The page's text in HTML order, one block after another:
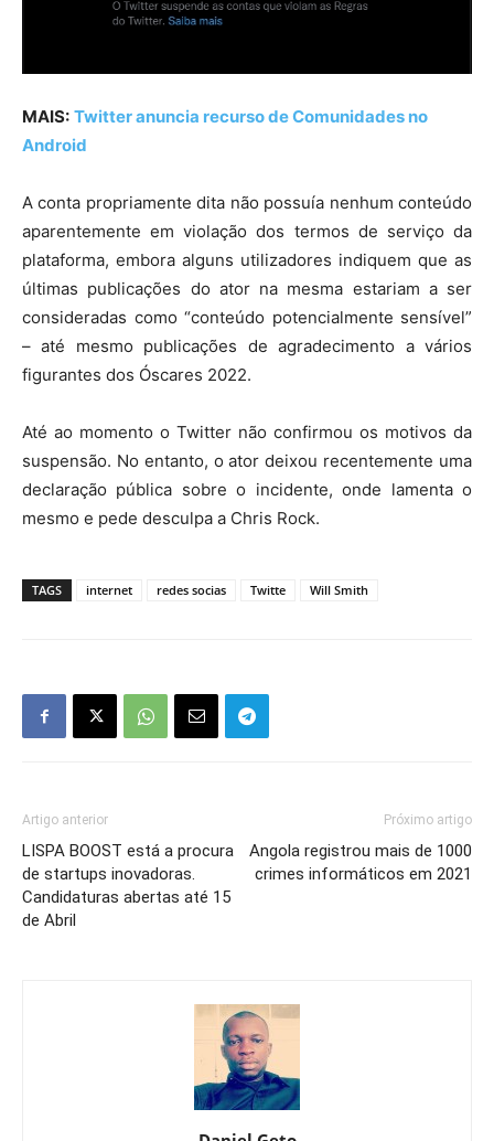
MAIS: Twitter anuncia recurso de Comunidades no
Android
A conta propriamente dita não possuía nenhum conteúdo
aparentemente em violação dos termos de serviço da
plataforma, embora alguns utilizadores indiquem que as
últimas publicações do ator na mesma estariam a ser
consideradas como “conteúdo potencialmente sensível”
– até mesmo publicações de agradecimento a vários
figurantes dos Óscares 2022.
Até ao momento o Twitter não confirmou os motivos da
suspensão. No entanto, o ator deixou recentemente uma
declaração pública sobre o incidente, onde lamenta o
mesmo e pede desculpa a Chris Rock.
TAGS internet redes socias Twitte Will Smith
Artigo anterior
LISPA BOOST está a procura
de startups inovadoras.
Candidaturas abertas até 15
de Abril
Próximo artigo
Angola registrou mais de 1000
crimes informáticos em 2021